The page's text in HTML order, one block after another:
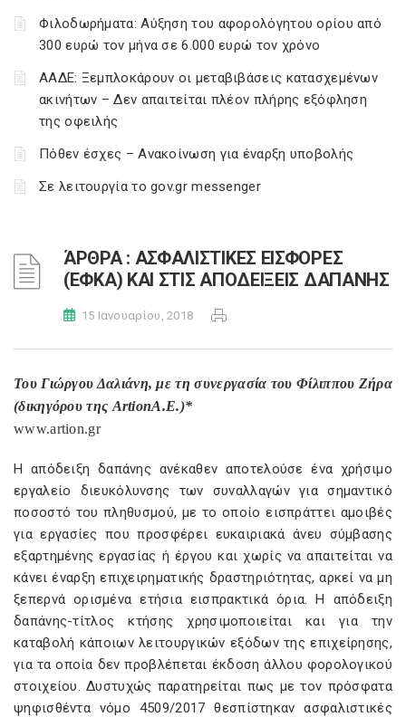
Φιλοδωρήματα: Αύξηση του αφορολόγητου ορίου από
300 ευρώ τον μήνα σε 6.000 ευρώ τον χρόνο
ΑΑΔΕ: Ξεμπλοκάρουν οι μεταβιβάσεις κατασχεμένων
ακινήτων – Δεν απαιτείται πλέον πλήρης εξόφληση
της οφειλής
Πόθεν έσχες – Ανακοίνωση για έναρξη υποβολής
Σε λειτουργία το gov.gr messenger
ΆΡΘΡΑ : ΑΣΦΑΛΙΣΤΙΚΕΣ ΕΙΣΦΟΡΕΣ
(ΕΦΚΑ) ΚΑΙ ΣΤΙΣ ΑΠΟΔΕΙΞΕΙΣ ΔΑΠΑΝΗΣ
15 Ιανουαρίου, 2018
Του Γιώργου Δαλιάνη, με τη συνεργασία του Φίλιππου Ζήρα
(δικηγόρου της ArtionA.E.)*
www.artion.gr
Η απόδειξη δαπάνης ανέκαθεν αποτελούσε ένα χρήσιμο
εργαλείο διευκόλυνσης των συναλλαγών για σημαντικό
ποσοστό του πληθυσμού, με το οποίο εισπράττει αμοιβές
για εργασίες που προσφέρει ευκαιριακά άνευ σύμβασης
εξαρτημένης εργασίας ή έργου και χωρίς να απαιτείται να
κάνει έναρξη επιχειρηματικής δραστηριότητας, αρκεί να μη
ξεπερνά ορισμένα ετήσια εισπρακτικά όρια. Η απόδειξη
δαπάνης-τίτλος κτήσης χρησιμοποιείται και για την
καταβολή κάποιων λειτουργικών εξόδων της επιχείρησης,
για τα οποία δεν προβλέπεται έκδοση άλλου φορολογικού
στοιχείου. Δυστυχώς παρατηρείται πως με τον πρόσφατα
ψηφισθέντα νόμο 4509/2017 θεσπίστηκαν ασφαλιστικές